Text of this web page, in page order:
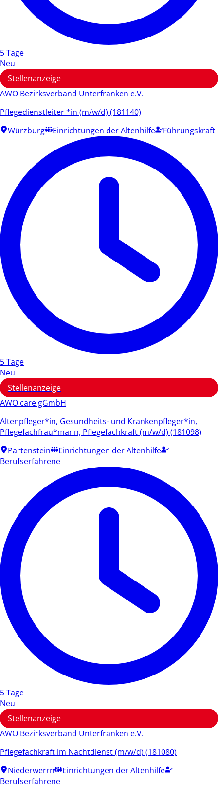
5 Tage
Neu
Stellenanzeige
AWO Bezirksverband Unterfranken e.V.
Pflegedienstleiter *in (m/w/d) (181140)
Würzburg
Einrichtungen der Altenhilfe Führungskraft
5 Tage
Neu
Stellenanzeige
AWO care gGmbH
Altenpfleger*in, Gesundheits- und Krankenpfleger*in,
Pflegefachfrau*mann, Pflegefachkraft (m/w/d) (181098)
Partenstein
Einrichtungen der Altenhilfe
Berufserfahrene
5 Tage
Neu
Stellenanzeige
AWO Bezirksverband Unterfranken e.V.
Pflegefachkraft im Nachtdienst (m/w/d) (181080)
Niederwerrn
Einrichtungen der Altenhilfe
Berufserfahrene